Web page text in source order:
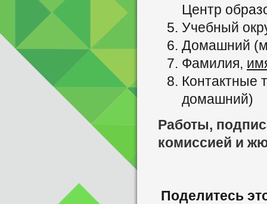
Центр
Учебный
Домашний
Фамилия,
Контактные
домашний)
Работы,
комиссией и
Поделитесь